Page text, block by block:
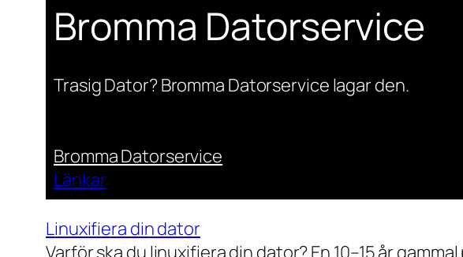
Bromma Datorservice
Trasig Dator? Bromma Datorservice lagar den.
Bromma Datorservice
Länkar
Linuxifiera din dator
Varför ska du linuxifiera din dator? En 10–15 år